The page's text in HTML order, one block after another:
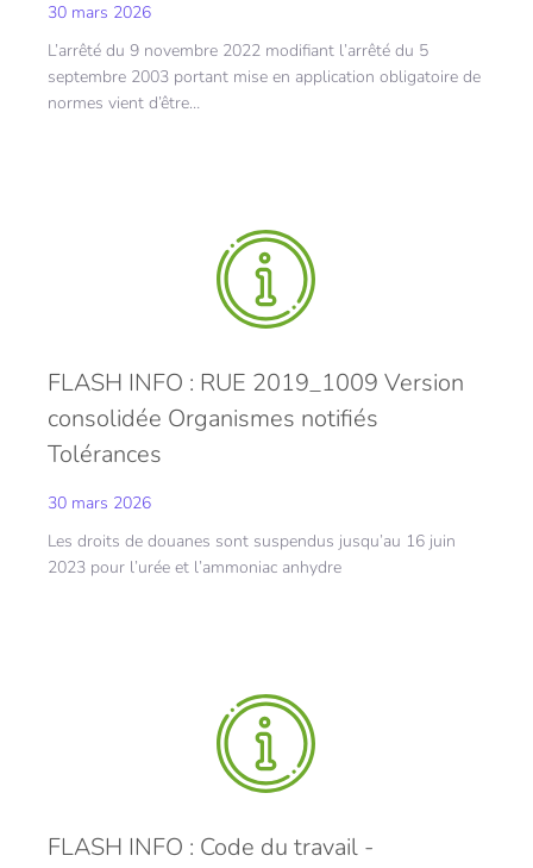
30 mars 2026
L’arrêté du 9 novembre 2022 modifiant l’arrêté du 5
septembre 2003 portant mise en application obligatoire de
normes vient d’être…
FLASH INFO : RUE 2019_1009 Version
consolidée Organismes notifiés
Tolérances
30 mars 2026
Les droits de douanes sont suspendus jusqu’au 16 juin
2023 pour l’urée et l’ammoniac anhydre
FLASH INFO : Code du travail -